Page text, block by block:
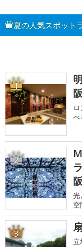
夏の人気スポット
1
べ
2
光
空
3